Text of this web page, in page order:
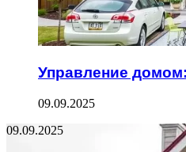
Управление
09.09.2025
09.09.2025